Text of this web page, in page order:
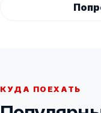
КУДА ПОЕХАТЬ